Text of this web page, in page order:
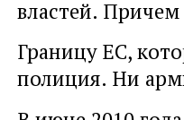
властей.
Границу ЕС,
полиция. Ни